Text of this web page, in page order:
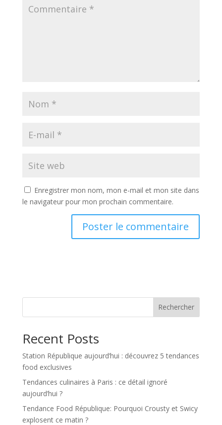
Enregistrer mon nom, mon e-mail et mon site dans
le navigateur pour mon prochain commentaire.
Rechercher
Recent Posts
Station République aujourd’hui : découvrez 5 tendances
food exclusives
Tendances culinaires à Paris : ce détail ignoré
aujourd’hui ?
Tendance Food République: Pourquoi Crousty et Swicy
explosent ce matin ?